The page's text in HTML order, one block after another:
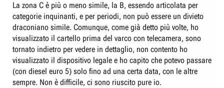
La zona C è più o meno simile, la B, essendo articolata per
categorie inquinanti, e per periodi, non può essere un divieto
draconiano simile. Comunque, come già detto più volte, ho
visualizzato il cartello prima del varco con telecamera, sono
tornato indietro per vedere in dettaglio, non contento ho
visualizzato il dispositivo legale e ho capito che potevo passare
(con diesel euro 5) solo fino ad una certa data, con le altre
sempre. Non è difficile, ci sono riuscito pure io.